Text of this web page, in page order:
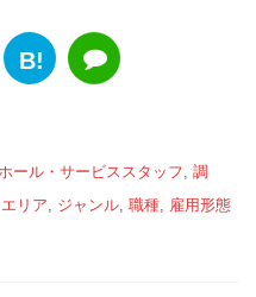
B!
ール・サービススタッフ, 調
エリア, ジャンル, 職種, 雇用形態